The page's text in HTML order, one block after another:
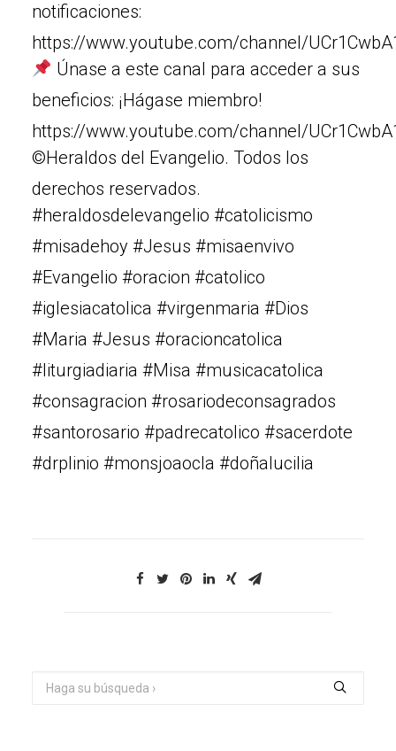
notificaciones:
https://www.youtube.com/channel/
Únase a este canal para acceder a sus
beneficios: ¡Hágase miembro!
https://www.youtube.com/channel/
©Heraldos del Evangelio. Todos los
derechos reservados.
#heraldosdelevangelio #catolicismo
#misadehoy #Jesus #misaenvivo
#Evangelio #oracion #catolico
#iglesiacatolica #virgenmaria #Dios
#Maria #Jesus #oracioncatolica
#liturgiadiaria #Misa #musicacatolica
#consagracion #rosariodeconsagrados
#santorosario #padrecatolico #sacerdote
#drplinio #monsjoaocla #doñalucilia